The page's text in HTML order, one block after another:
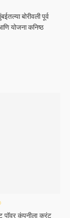
बोरीवली पूर्व
योजना कनिष्ठ
पॉवर कंपनीला करंट